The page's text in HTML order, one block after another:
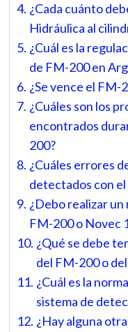
¿Cada cuánto
Hidráulica al
¿Cuál es la
de FM-200 en
¿Se vence el FM-
¿Cuáles son los
encontrados
200?
¿Cuáles errores
detectados con
¿Debo realizar
FM-200 o Novec
¿Qué se debe
del FM-200 o
¿Cuál es la
sistema de
¿Hay alguna